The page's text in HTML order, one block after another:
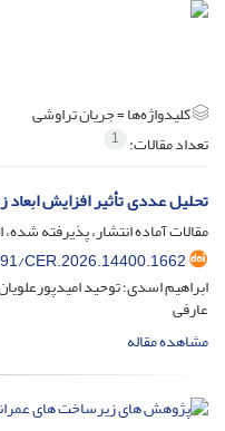
کلیدواژه‌ها =جریان تراوشی
تعداد مقالات: 1
تحلیل عددی تأثیر افزایش
مقالات آماده انتشار، پذیرفته شده،
CER.2026.14400.1662
ابراهیم اسدی؛ توحید
عارفی
مشاهده مقاله